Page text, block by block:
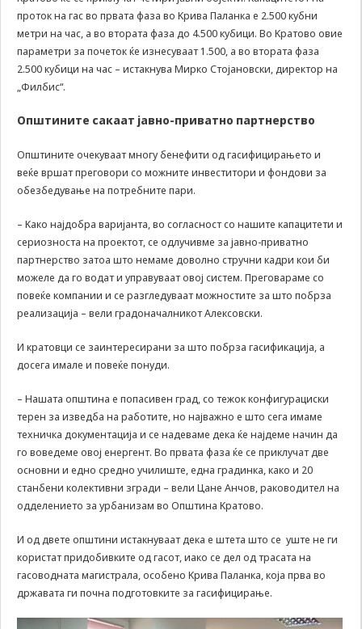
проток на гас во првата фаза во Kрива Паланка е 2.500 кубни
метри на час, а во втората фаза до 4.500 кубици. Во Kратово овие
параметри за почеток ќе изнесуваат 1.500, а во втората фаза
2.500 кубици на час – истакнува Мирко Стојановски, директор на
„Филбис“.
Општините сакаат јавно-приватно партнерство
Општините очекуваат многу бенефити од гасифицирањето и
веќе вршат преговори со можните инвеститори и фондови за
обезбедување на потребните пари.
– Kако најдобра варијанта, во согласност со нашите капацитети и
сериозноста на проектот, се одлучивме за јавно-приватно
партнерство затоа што немаме доволно стручни кадри кои би
можеле да го водат и управуваат овој систем. Преговараме со
повеќе компании и се разгледуваат можностите за што побрза
реализација – вели градоначалникот Алексовски.
И кратовци се заинтересирани за што побрза гасификација, а
досега имале и повеќе понуди.
– Нашата општина е попасивен град, со тежок конфигурациски
терен за изведба на работите, но најважно е што сега имаме
техничка документација и се надеваме дека ќе најдеме начин да
го воведеме овој енергент. Во првата фаза ќе се приклучат две
основни и едно средно училиште, една градинка, како и 20
станбени колективни згради – вели Цане Анчов, раководител на
одделението за урбанизам во Општина Kратово.
И од двете општини истакнуваат дека е штета што се уште не ги
користат придобивките од гасот, иако се дел од трасата на
гасоводната магистрала, особено Kрива Паланка, која прва во
државата ги почна подготовките за гасифицирање.
што е на пример
пополнување на
апликација за
вработување
(„Apply for this
job“), при
страница за
сесија (користење
на „go back“
Statistics
In order for
us to
the
website's
and
how the
Experience
In order for
our website
as well as
possible
during your
visit. If you
cookies,